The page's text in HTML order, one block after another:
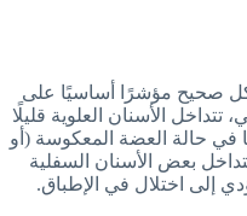
صحيح مؤشرًا أساسيًا على
الأسنان العلوية قليلًا
في حالة العضة المعكوسة (أو
بعض الأسنان السفلية
إلى اختلال في الإطباق.